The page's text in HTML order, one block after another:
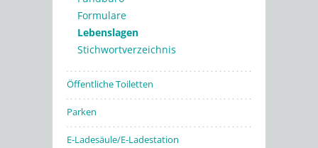
Formulare
Lebenslagen
Stichwortverzeichnis
Öffentliche Toiletten
Parken
E-Ladesäule/E-Ladestation